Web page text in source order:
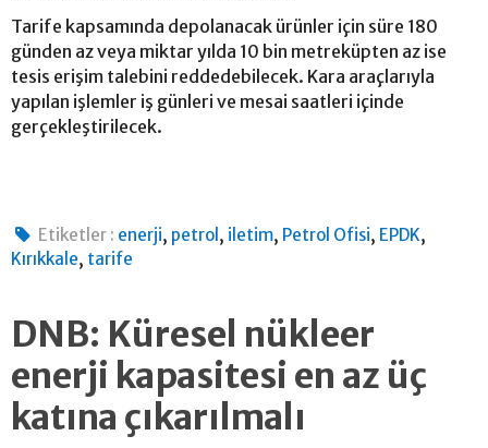
Tarife kapsamında depolanacak ürünler için süre 180
günden az veya miktar yılda 10 bin metreküpten az ise
tesis erişim talebini reddedebilecek. Kara araçlarıyla
yapılan işlemler iş günleri ve mesai saatleri içinde
gerçekleştirilecek.
Etiketler : enerji, petrol , iletim, Petrol Ofisi, EPDK,
Kırıkkale, tarife
DNB: Küresel nükleer
enerji kapasitesi en az üç
katına çıkarılmalı